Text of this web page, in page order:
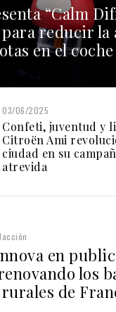
“Calm
reducir la
en el coche
03/06/2025
Confeti, juventud y
Citroën Ami
ciudad en su
atrevida
en
los
de